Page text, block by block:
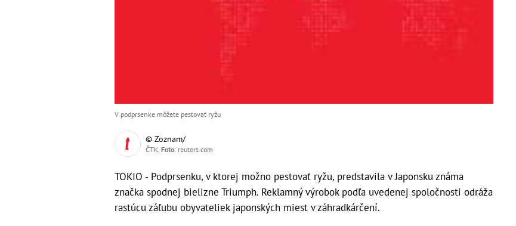
V podprsenke môžete pestovať ryžu
© Zoznam/
ČTK, Foto: reuters.com
TOKIO - Podprsenku, v ktorej možno pestovať ryžu, predstavila v Japonsku známa
značka spodnej bielizne Triumph. Reklamný výrobok podľa uvedenej spoločnosti odráža
rastúcu záľubu obyvateliek japonských miest v záhradkárčení.